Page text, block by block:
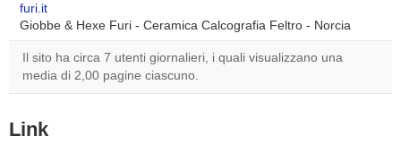
furi.it
Giobbe & Hexe Furi - Ceramica Calcografia Feltro - Norcia
Il sito ha circa 7 utenti giornalieri, i quali visualizzano una
media di 2,00 pagine ciascuno.
Link